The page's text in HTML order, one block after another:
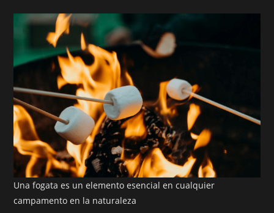
Una fogata es un elemento esencial en cualquier
campamento en la naturaleza